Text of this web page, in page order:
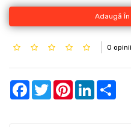
Adaugă În
0 opinii
Facebook
TwitterPinterestLinkedIn